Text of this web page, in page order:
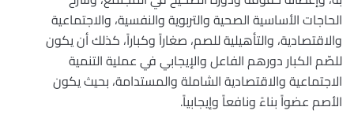
الحاجات الأساسية الصحية والتربوية والنفسية، والاجتماعية
والاقتصادية، والتأهيلية للصم، صغاراً وكباراً، كذلك أن يكون
للصّم الكبار دورهم الفاعل والإيجابي في عملية التنمية
الاجتماعية والاقتصادية الشاملة والمستدامة، بحيث يكون
الأصم عضواً بناءً ونافعاً وإيجابياً.